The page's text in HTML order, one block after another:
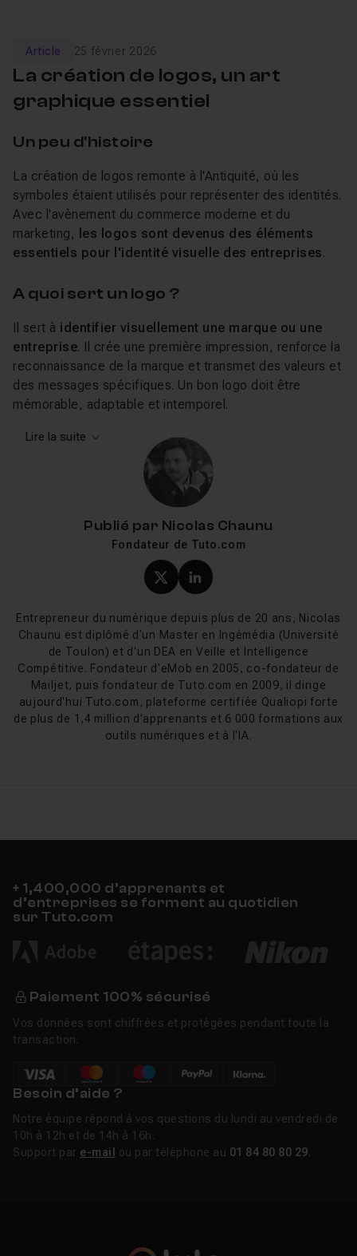
Article 25 février 2026
La création de logos, un art
graphique essentiel
Un peu d'histoire
La création de logos remonte à l'Antiquité, où les
symboles étaient utilisés pour représenter des identités.
Avec l'avènement du commerce moderne et du
marketing,
les logos sont devenus des éléments
essentiels pour l'identité visuelle des entreprises.
A quoi sert un logo ?
Il sert à identifier visuellement une marque ou une
entreprise. Il crée une première impression, renforce la
reconnaissance de la marque et transmet des valeurs et
des messages spécifiques. Un bon logo doit être
mémorable, adaptable et intemporel.
Pour quel public ?
Les logos sont indispensables pour toute
qu'elle soit petite, moyenne ou grande. Ils sont
également essentiels pour les
entrepreneurs
organisations à but non lucratif
cherchant à établir une identité visuelle distincte.
Le coût peutvarier considérablement en fonction de
la complexité du design, de l'expérience du
designer et des besoins spécifiques de l'entreprise
Il existe des options allant des services abordables en
ligne aux agences de design haut de gamme.
Il doit capter l'essence de la marque et être facilement
typographie, les couleurs, les formes et les images.
Pour ce faire, des logiciels commeAdobeIllustrator
Photoshop,Affinity Designer
Il existe plusieurs styles, chacun ayant ses propres
avantages :
Typographiques : Utilisation de polices de
caractères uniques.
Pictographiques
: Utilisation d'icônes ou de
symboles.
Combinés: Combinaison de texte et de symboles.
Lire la suite
Publié par Nicolas Chaunu
Fondateur de Tuto.com
Profil X (twitter) de
Profil LinkedIn de
Entrepreneur du numérique depuis plus de 20 ans, Nicolas
Chaunu est diplômé d'un Master en Ingémédia (Université
de Toulon) et d'un DEA en Veille et Intelligence
Compétitive. Fondateur d'eMob en 2005, co-fondateur de
Mailjet, puis fondateur de Tuto.com en 2009, il dirige
aujourd'hui Tuto.com, plateforme certifiée Qualiopi forte
de plus de 1,4 million d'apprenants et 6 000 formations aux
outils numériques et à l'IA.
+ 1,400,000 d’apprenants et
d’entreprises se forment au quotidien
sur Tuto.com
Paiement 100% sécurisé
Vos données sont chiffrées et protégées pendant toute la
transaction.
Besoin d’aide ?
Notre équipe répond à vos questions du lundi au vendredi de
10h à 12h et de 14h à 16h.
Support par e-mail ou par téléphone au 01 84 80 80 29